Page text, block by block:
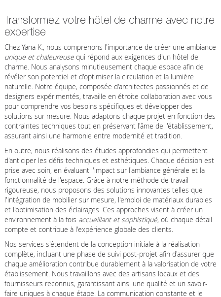
Transformez votre hôtel de charme avec notre
expertise
Chez Yana K., nous comprenons l'importance de créer une ambiance
unique et chaleureusequi répond aux exigences d'un hôtel de
charme. Nous analysons minutieusement chaque espace afin de
révéler son potentiel et d'optimiser la circulation et la lumière
naturelle. Notre équipe, composée d'architectes passionnés et de
designers expérimentés, travaille en étroite collaboration avec vous
pour comprendre vos besoins spécifiques et développer des
solutions sur mesure. Nous adaptons chaque projet en fonction des
contraintes techniques tout en préservant l'âme de l'établissement,
assurant ainsi une harmonie entre modernité et tradition.
En outre, nous réalisons des études approfondies qui permettent
d'anticiper les défis techniques et esthétiques. Chaque décision est
prise avec soin, en évaluant l'impact sur l'ambiance générale et la
fonctionnalité de l'espace. Grâce à notre méthode de travail
rigoureuse, nous proposons des solutions innovantes telles que
l'intégration de mobilier sur mesure, l'emploi de matériaux durables
et l'optimisation des éclairages. Ces approches visent à créer un
environnement à la fois accueillant et sophistiqué, où chaque détail
compte et contribue à l'expérience globale des clients.
Nos services s'étendent de la conception initiale à la réalisation
complète, incluant une phase de suivi post-projet afin d'assurer que
chaque amélioration contribue durablement à la valorisation de votre
établissement. Nous travaillons avec des artisans locaux et des
fournisseurs reconnus, garantissant ainsi une qualité et un savoir-
faire uniques à chaque étape. La communication constante et le